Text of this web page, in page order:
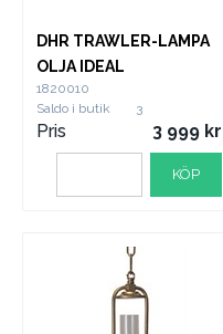
DHR TRAWLER-LAMPA
OLJA IDEAL
1820010
Saldo i butik
3
Pris 3 999
KÖP